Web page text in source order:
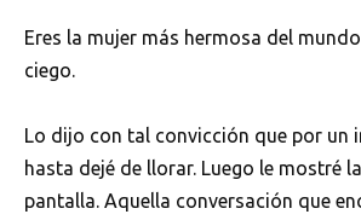
Eres la mujer más hermosa del
ciego.
Lo dijo con tal convicción que por un
hasta dejé de llorar. Luego le mostré
pantalla. Aquella conversación que